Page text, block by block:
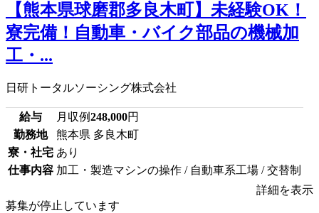
【熊本県球磨郡多良木町】未経験OK！
寮完備！自動車・バイク部品の機械加
工・...
日研トータルソーシング株式会社
給与 月収例248,000円
勤務地
熊本県 多良木町
寮・社宅 あり
仕事内容 加工・製造マシンの操作 / 自動車系工場 / 交替制
詳細を表示
募集が停止しています